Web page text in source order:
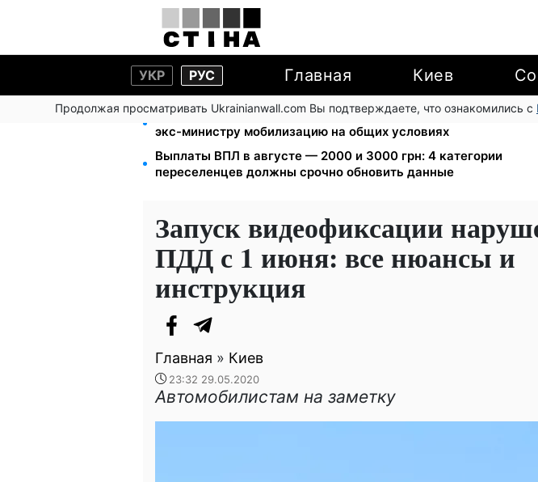
УКР РУС Главная Киев
Продолжая просматривать Ukrainianwall.com Вы подтверждаете, что ознакомились с
Федоров уволен и без бронирования: Камельчук предлагает
экс-министру мобилизацию на общих условиях
Выплаты ВПЛ в августе — 2000 и 3000 грн: 4 категории
переселенцев должны срочно обновить данные
Запуск видеофиксации
ПДД с 1 июня: все нюансы и
инструкция
Главная » Киев
23:32 29.05.2020
Автомобилистам на заметку